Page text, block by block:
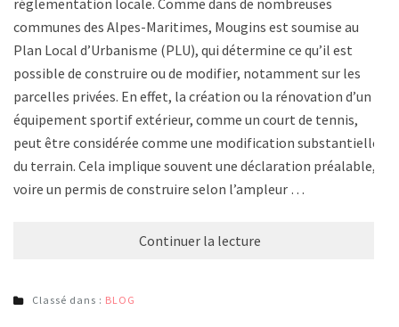
communes des Alpes-Maritimes, Mougins est soumise au
Plan Local d’Urbanisme (PLU), qui détermine ce qu’il est
possible de construire ou de modifier, notamment sur les
parcelles privées. En effet, la création ou la rénovation d’un
équipement sportif extérieur, comme un court de tennis,
peut être considérée comme une modification substantielle
du terrain. Cela implique souvent une déclaration préalable,
voire un permis de construire selon l’ampleur …
Continuer la lecture
Classé dans : BLOG